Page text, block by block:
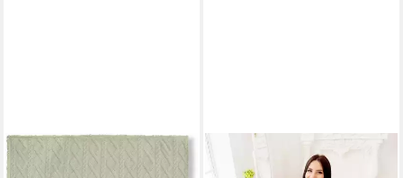
DESCANSO
Plaid Jacquard teddy, Weich,
Wohndecke AMBER,